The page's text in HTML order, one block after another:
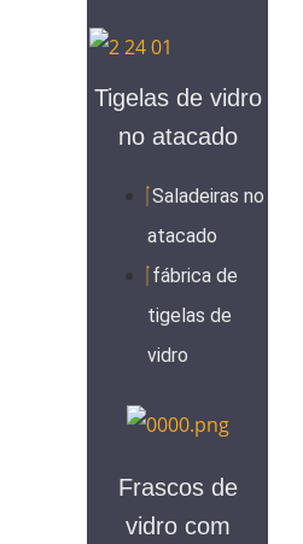
Tigelas de vidro
no atacado
Saladeiras no
atacado
fábrica de
tigelas de
vidro
Frascos de
vidro com